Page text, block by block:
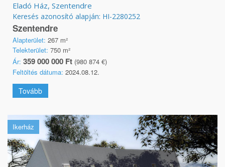
Eladó Ház, Szentendre
Keresés azonosító alapján: HI-2280252
Szentendre
Alapterület: 267 m²
Telekterület: 750 m²
Ár: 359 000 000 Ft (980 874 €)
Feltöltés dátuma: 2024.08.12.
Tovább
Ikerház